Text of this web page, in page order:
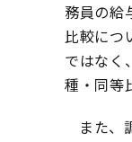
務員の給
比較につ
ではなく
種・同等
また、